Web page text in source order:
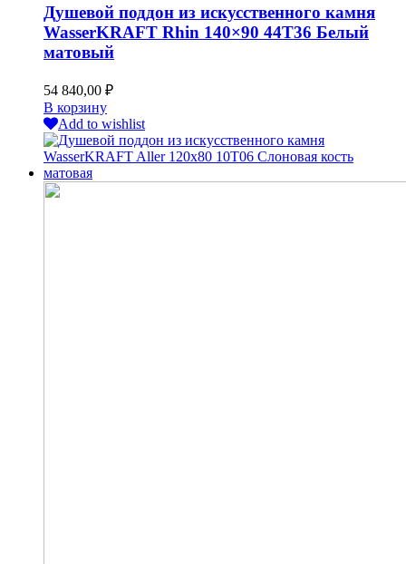
Душевой поддон из искусственного камня
WasserKRAFT Rhin 140×90 44T36 Белый
матовый
54 840,00 ₽
В корзину
Add to wishlist